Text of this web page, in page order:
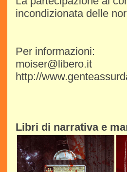
incondizionata delle
Per informazioni:
moiser@libero.it
http://
Libri di narrativa e